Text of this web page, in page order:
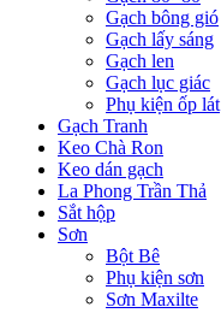
Gạch bông gió
Gạch lấy sáng
Gạch len
Gạch lục giác
Phụ kiện ốp lát
Gạch Tranh
Keo Chà Ron
Keo dán gạch
La Phong Trần Thả
Sắt hộp
Sơn
Bột Bê
Phụ kiện sơn
Sơn Maxilte